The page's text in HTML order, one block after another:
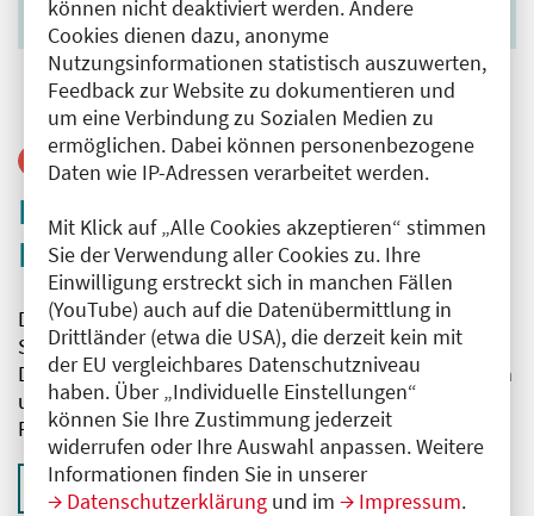
können nicht deaktiviert werden. Andere
Cookies dienen dazu, anonyme
Nutzungsinformationen statistisch auszuwerten,
Feedback zur Website zu dokumentieren und
um eine Verbindung zu Sozialen Medien zu
ermöglichen. Dabei können personenbezogene
Daten wie IP-Adressen verarbeitet werden.
Mit Klick auf „Alle Cookies akzeptieren“ stimmen
Sie der Verwendung aller Cookies zu. Ihre
Einwilligung erstreckt sich in manchen Fällen
(YouTube) auch auf die Datenübermittlung in
Drittländer (etwa die USA), die derzeit kein mit
der EU vergleichbares Datenschutzniveau
haben. Über „Individuelle Einstellungen“
können Sie Ihre Zustimmung jederzeit
widerrufen oder Ihre Auswahl anpassen. Weitere
Informationen finden Sie in unserer
Datenschutzerklärung und im Impressum.
SCHWERPUNKT
Frei und sicher: Was bringt die
Berliner Ärzteversorgung?
Dass Ärztinnen und Ärzte bei der Rente ihr eigenes
Süppchen kochen, war politisch einmal so gewollt.
Doch was leisten die Ärzteversorgungswerke eigentlich
und worin unterscheiden sie sich von der Deutschen
Rentenversicherung? Ein Überblick.
Zum Online-Magazin